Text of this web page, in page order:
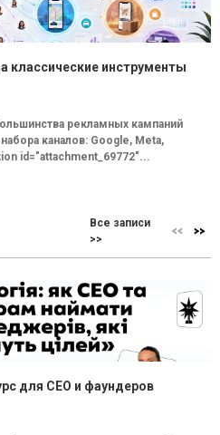
классические инструменты
рекламных кампаний
каналов: Google, Meta,
id="attachment_69772"...
Все записи
>>
для CEO и фаундеров